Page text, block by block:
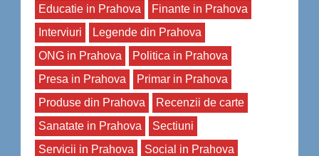
Educatie in Prahova
Finante in Prahova
Interviuri
Legende din Prahova
ONG in Prahova
Politica in Prahova
Presa in Prahova
Primar in Prahova
Produse din Prahova
Recenzii de carte
Sanatate in Prahova
Sectiuni
Servicii in Prahova
Social in Prahova